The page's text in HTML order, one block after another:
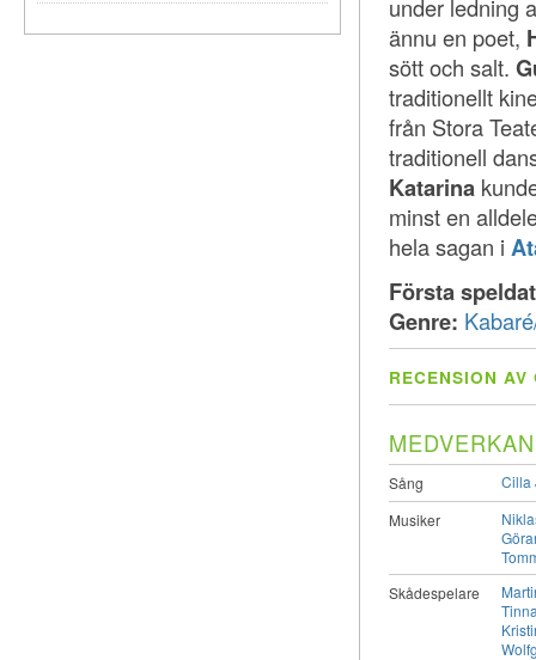
under ledning
ännu en poet,
sött och salt.
traditionellt
från Stora
traditionell
Katarina
minst en
hela sagan i
Första
Genre:
RECENSION
Sång
Cilla
Musiker
Skådespelare